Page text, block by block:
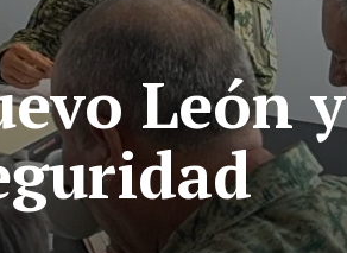
León y